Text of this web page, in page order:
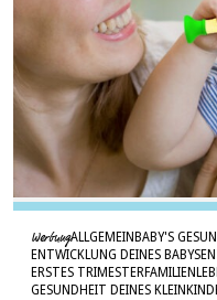
WerbungALLGEMEINBABY'S
ENTWICKLUNG DEINES BABYS
ERSTES TRIMESTER
GESUNDHEIT DEINES